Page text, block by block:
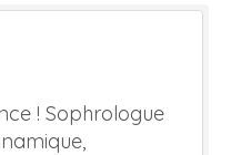
! Sophrologue